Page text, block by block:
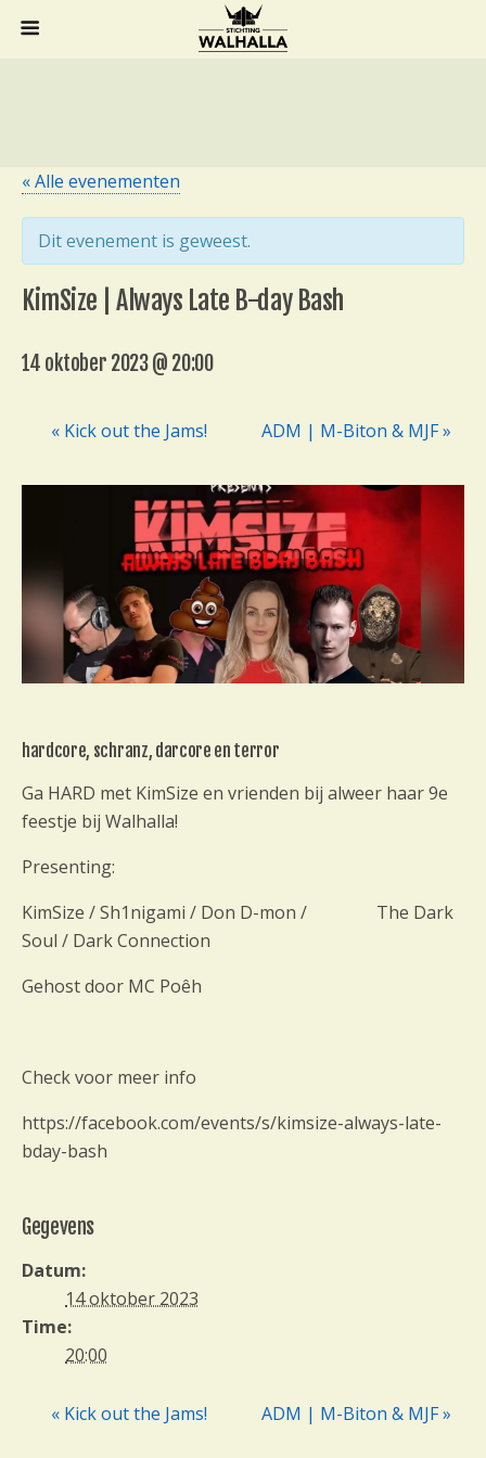
« Alle evenementen
Dit evenement is geweest.
KimSize | Always Late B-day Bash
14 oktober 2023 @ 20:00
m
e
n
n
i
g
a
i
« Kick out the Jams! ADM | M-Biton & MJF »
hardcore, schranz, darcore en terror
Ga HARD met KimSize en vrienden bij alweer haar 9e
feestje bij Walhalla!
Presenting:
KimSize / Sh1nigami / Don D-mon / The Dark
Soul / Dark Connection
Gehost door MC Poêh
Check voor meer info
https://facebook.com/events/s/kimsize-always-late-
bday-bash
Gegevens
Datum:
14 oktober 2023
Time:
20:00
« Kick out the Jams! ADM | M-Biton & MJF »